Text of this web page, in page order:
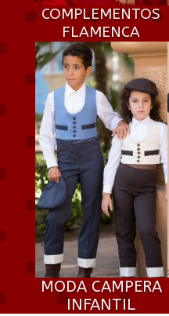
COMPLEMENTOS
FLAMENCA
MODA CAMPERA
INFANTIL